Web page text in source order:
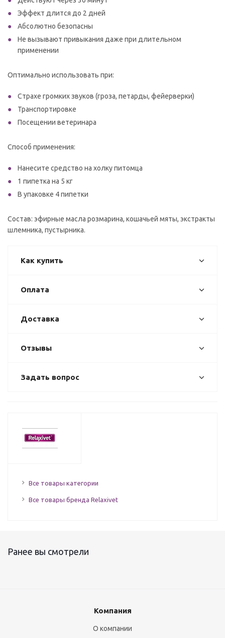
Эффект длится до 2 дней
Абсолютно безопасны
Не вызывают привыкания даже при длительном
применении
Оптимально использовать при:
Страхе громких звуков (гроза, петарды, фейерверки)
Транспортировке
Посещении ветеринара
Способ применения:
Нанесите средство на холку питомца
1 пипетка на 5 кг
В упаковке 4 пипетки
Состав: эфирные масла розмарина, кошачьей мяты, экстракты
шлемника, пустырника.
Как купить
Оплата
Доставка
Отзывы
Задать вопрос
Все товары категории
Все товары бренда Relaxivet
Ранее вы смотрели
Компания
О компании